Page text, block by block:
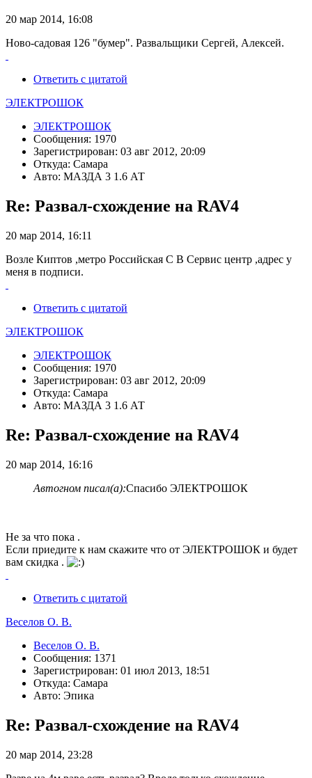
20 мар 2014, 16:08
Ново-садовая 126 "бумер". Развальщики Сергей, Алексей.
Ответить с цитатой
ЭЛЕКТРОШОК
ЭЛЕКТРОШОК
Сообщения: 1970
Зарегистрирован: 03 авг 2012, 20:09
Откуда: Самара
Авто: МАЗДА 3 1.6 АТ
Re: Развал-схождение на RAV4
20 мар 2014, 16:11
Возле Киптов ,метро Российская С В Сервис центр ,адрес у
меня в подписи.
Ответить с цитатой
ЭЛЕКТРОШОК
ЭЛЕКТРОШОК
Сообщения: 1970
Зарегистрирован: 03 авг 2012, 20:09
Откуда: Самара
Авто: МАЗДА 3 1.6 АТ
Re: Развал-схождение на RAV4
20 мар 2014, 16:16
Автогном писал(а):Спасибо ЭЛЕКТРОШОК
Не за что пока .
Если приедите к нам скажите что от ЭЛЕКТРОШОК и будет
вам скидка .
Ответить с цитатой
Веселов О. В.
Веселов О. В.
Сообщения: 1371
Зарегистрирован: 01 июл 2013, 18:51
Откуда: Самара
Авто: Эпика
Re: Развал-схождение на RAV4
20 мар 2014, 23:28